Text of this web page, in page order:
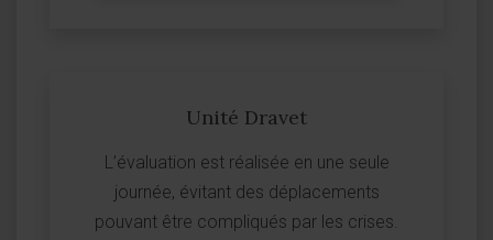
Unité Dravet
L’évaluation est réalisée en une seule
journée, évitant des déplacements
pouvant être compliqués par les crises.